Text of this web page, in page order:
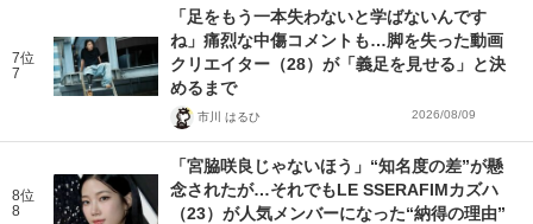
7位
7
「足をもう一本失わないと学ばないんです
ね」痛烈な中傷コメントも…脚を失った動画
クリエイター（28）が「義足を見せる」と決
めるまで
市川 はるひ 2026/08/09
8位
8
「宮脇咲良じゃないほう」“知名度の差”が懸
念されたが…それでもLE SSERAFIMカズハ
（23）が人気メンバーになった“納得の理由”